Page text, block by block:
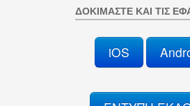
ΔΟΚΙΜΆΣΤΕ ΚΑΙ ΤΙΣ
iOS